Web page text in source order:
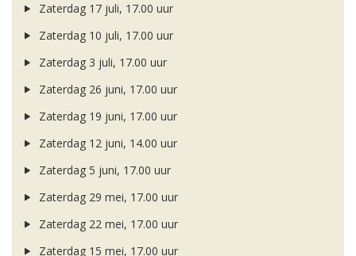
Zaterdag 17 juli, 17.00 uur
Zaterdag 10 juli, 17.00 uur
Zaterdag 3 juli, 17.00 uur
Zaterdag 26 juni, 17.00 uur
Zaterdag 19 juni, 17.00 uur
Zaterdag 12 juni, 14.00 uur
Zaterdag 5 juni, 17.00 uur
Zaterdag 29 mei, 17.00 uur
Zaterdag 22 mei, 17.00 uur
Zaterdag 15 mei, 17.00 uur